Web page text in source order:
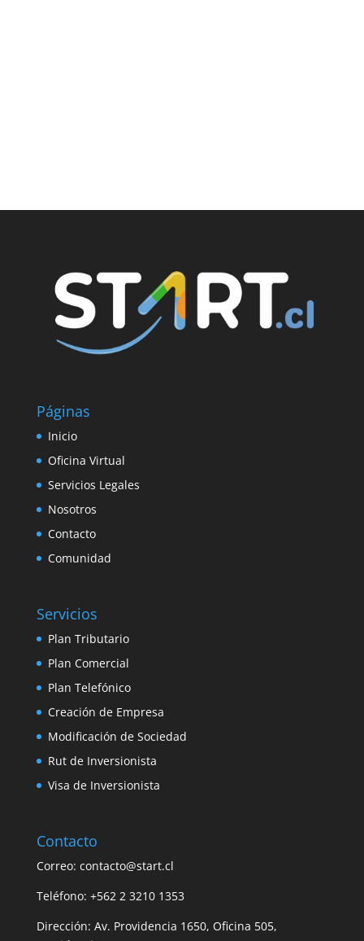
Páginas
Inicio
Oficina Virtual
Servicios Legales
Nosotros
Contacto
Comunidad
Servicios
Plan Tributario
Plan Comercial
Plan Telefónico
Creación de Empresa
Modificación de Sociedad
Rut de Inversionista
Visa de Inversionista
Contacto
Correo: contacto@start.cl
Teléfono: +562 2 3210 1353
Dirección: Av. Providencia 1650, Oficina 505,